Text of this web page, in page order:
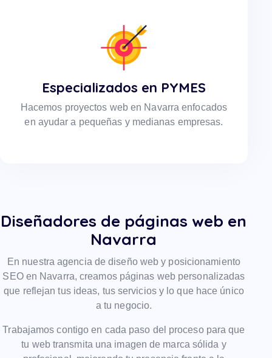
Especializados en PYMES
Hacemos proyectos web en Navarra enfocados
en ayudar a pequeñas y medianas empresas.
Diseñadores de páginas web en
Navarra
En nuestra agencia de diseño web y posicionamiento
SEO en Navarra, creamos páginas web personalizadas
que reflejan tus ideas, tus servicios y lo que hace único
a tu negocio.
Trabajamos contigo en cada paso del proceso para que
tu web transmita una imagen de marca sólida y